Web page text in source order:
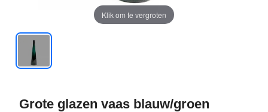
Klik om te vergroten
Grote glazen vaas blauw/groen